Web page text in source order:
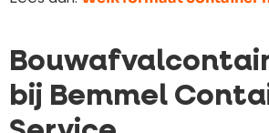
bij Bemmel